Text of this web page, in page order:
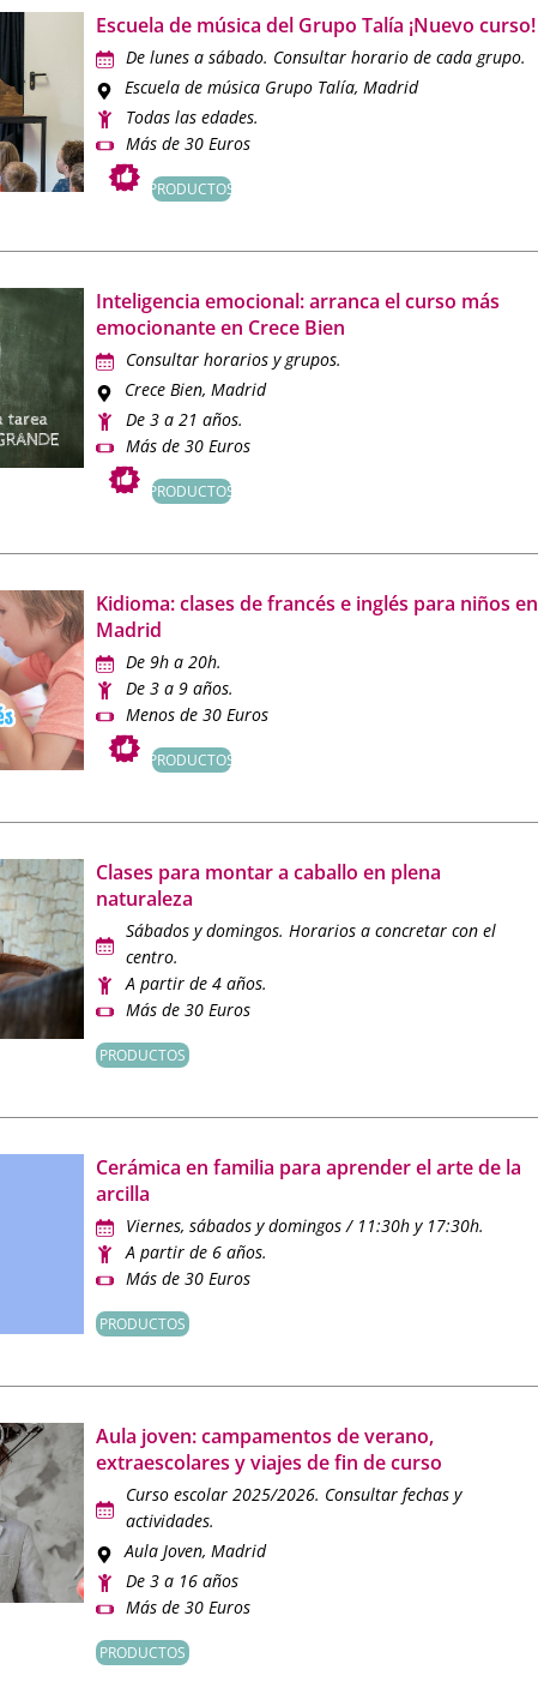
Escuela de música del Grupo Talía ¡Nuevo curso!
De lunes a sábado. Consultar horario de cada grupo.
Escuela de música Grupo Talía, Madrid
Todas las edades.
Más de 30 Euros
PRODUCTOS
Inteligencia emocional: arranca el curso más
emocionante en Crece Bien
Consultar horarios y grupos.
Crece Bien, Madrid
De 3 a 21 años.
Más de 30 Euros
PRODUCTOS
Kidioma: clases de francés e inglés para niños en
Madrid
De 9h a 20h.
De 3 a 9 años.
Menos de 30 Euros
PRODUCTOS
Clases para montar a caballo en plena
naturaleza
Sábados y domingos. Horarios a concretar con el
centro.
A partir de 4 años.
Más de 30 Euros
PRODUCTOS
Cerámica en familia para aprender el arte de la
arcilla
Viernes, sábados y domingos / 11:30h y 17:30h.
A partir de 6 años.
Más de 30 Euros
PRODUCTOS
Aula joven: campamentos de verano,
extraescolares y viajes de fin de curso
Curso escolar 2025/2026. Consultar fechas y
actividades.
Aula Joven, Madrid
De 3 a 16 años
Más de 30 Euros
PRODUCTOS